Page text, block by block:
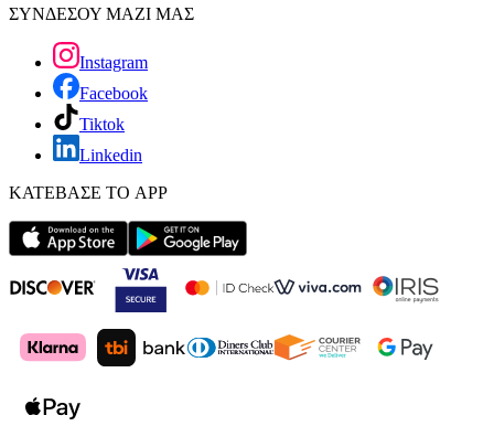
ΣΥΝΔΕΣΟΥ ΜΑΖΙ ΜΑΣ
Instagram
Facebook
Tiktok
Linkedin
ΚΑΤΕΒΑΣΕ ΤΟ APP